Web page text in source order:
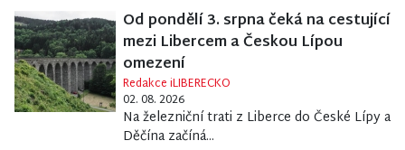
Od pondělí 3. srpna čeká na cestující
mezi Libercem a Českou Lípou
omezení
Redakce iLIBERECKO
02. 08. 2026
Na železniční trati z Liberce do České Lípy a
Děčína začíná...